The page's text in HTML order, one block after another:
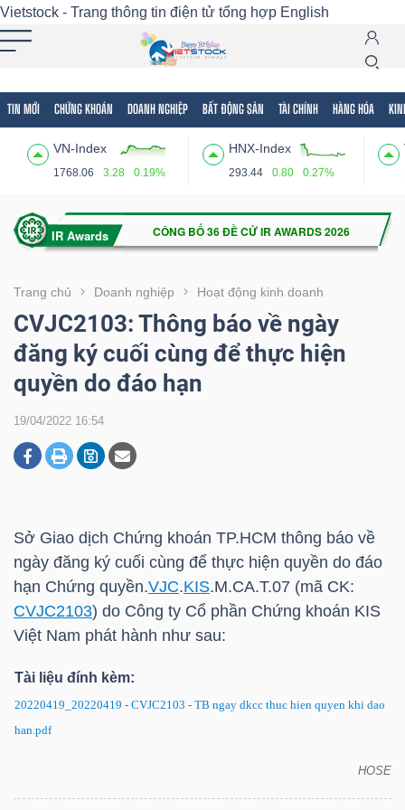
Vietstock - Trang thông tin điện tử tổng hợp English
TIN MỚI CHỨNG KHOÁN DOANH NGHIỆP BẤT ĐỘNG SẢN TÀI CHÍNH HÀNG HÓA
VN-Index
1768.06 3.28 0.19%
HNX-Index
293.44 0.80 0.27%
Trang chủ Doanh nghiệp Hoạt động kinh doanh
CVJC2103: Thông báo về ngày
đăng ký cuối cùng để thực hiện
quyền do đáo hạn
19/04/2022 16:54
Sở Giao dịch Chứng khoán TP.HCM thông báo về
ngày đăng ký cuối cùng để thực hiện quyền do đáo
hạn Chứng quyền.VJC.KIS.M.CA.T.07 (mã CK:
CVJC2103) do Công ty Cổ phần Chứng khoán KIS
Việt Nam phát hành như sau:
Tài liệu đính kèm:
20220419_20220419 - CVJC2103 - TB ngay dkcc thuc hien quyen khi dao
han.pdf
HOSE
Tất cả Tính năng Ngành Mã chứng khoán
Tính
(-)
VIETSTOCK
CHỨNG
KHOÁN
DOANH
BẤT
TÀI
CHÍNH